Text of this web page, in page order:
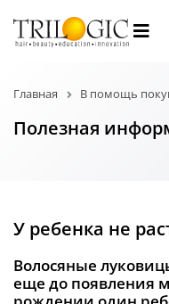
Главная В помощь
Полезная
У ребенка не
Волосяные
еще до появления